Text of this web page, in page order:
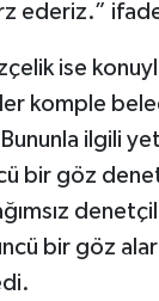
ederiz.”
ise
komple
ilgili
bir göz
bir göz